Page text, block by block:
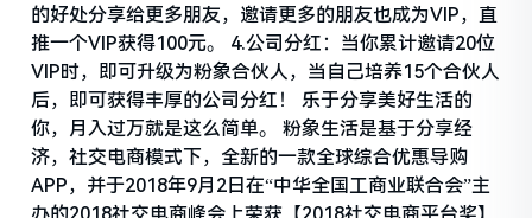
的好处分享给更多朋友，邀请更多的朋友也成为VIP，直
推一个VIP获得100元。 4.公司分红：当你累计邀请20位
VIP时，即可升级为粉象合伙人，当自己培养15个合伙人
后，即可获得丰厚的公司分红！ 乐于分享美好生活的
你，月入过万就是这么简单。 粉象生活是基于分享经
济，社交电商模式下，全新的一款全球综合优惠导购
APP，并于2018年9月2日在“中华全国工商业联合会”主